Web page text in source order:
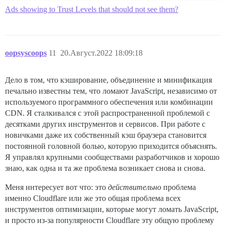
Ads showing to Trust Levels that should not see them?
oopsyscoops 20.Август.2022 18:09:18
11
Дело в том, что кэширование, объединение и минификация
печально известны тем, что ломают JavaScript, независимо от
используемого программного обеспечения или комбинации
CDN. Я сталкивался с этой распространенной проблемой с
десятками других инструментов и сервисов. При работе с
новичками даже их собственный кэш браузера становится
постоянной головной болью, которую приходится объяснять.
Я управлял крупными сообществами разработчиков и хорошо
знаю, как одна и та же проблема возникает снова и снова.
Меня интересует вот что: это действительно проблема
именно Cloudflare или же это общая проблема всех
инструментов оптимизации, которые могут ломать JavaScript,
и просто из-за популярности Cloudflare эту общую проблему